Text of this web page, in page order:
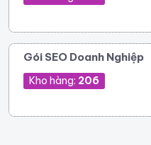
Gói SEO Doanh Nghiệp
Kho hàng: 206